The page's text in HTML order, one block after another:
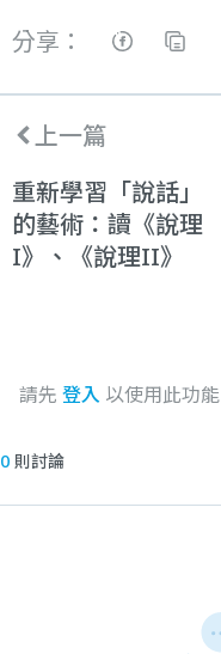
分享：
上一篇
重新學習「說話」
的藝術：讀《說理
I》、《說理II》
請先 登入 以使用此功能
0 則討論